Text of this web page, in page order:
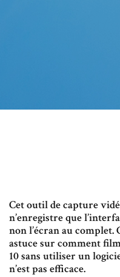
Cet outil de capture
n’enregistre que
non l’écran au complet.
astuce sur comment
10 sans utiliser un
n’est pas efficace.